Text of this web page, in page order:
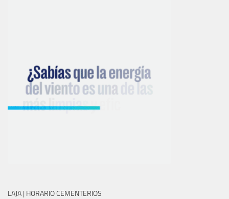
LAJA | HORARIO CEMENTERIOS